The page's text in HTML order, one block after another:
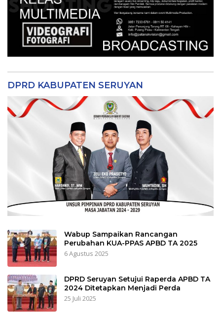
DPRD KABUPATEN SERUYAN
Wabup Sampaikan Rancangan
Perubahan KUA-PPAS APBD TA 2025
6 Agustus 2025
DPRD Seruyan Setujui Raperda APBD TA
2024 Ditetapkan Menjadi Perda
25 Juli 2025